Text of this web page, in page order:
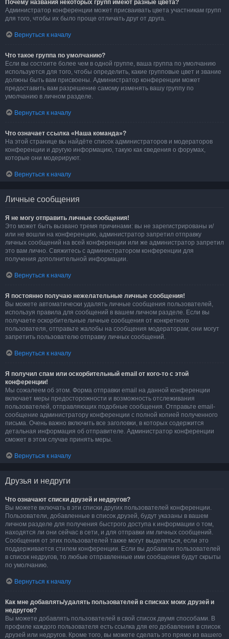
Почему названия некоторых групп имеют разные цвета?
Администратор конференции может присваивать цвета участникам групп
для того, чтобы их было проще отличать друг от друга.
Вернуться к началу
Что такое группа по умолчанию?
Если вы состоите более чем в одной группе, ваша группа по умолчанию
используется для того, чтобы определить, какие групповые цвет и звание
должны быть вам присвоены. Администратор конференции может
предоставить вам разрешение самому изменять вашу группу по
умолчанию в личном разделе.
Вернуться к началу
Что означает ссылка «Наша команда»?
На этой странице вы найдёте список администраторов и модераторов
конференции и другую информацию, такую как сведения о форумах,
которые они модерируют.
Вернуться к началу
Личные сообщения
Я не могу отправить личные сообщения!
Это может быть вызвано тремя причинами: вы не зарегистрированы и/
или не вошли на конференцию, администратор запретил отправку
личных сообщений на всей конференции или же администратор запретил
это вам лично. Свяжитесь с администратором конференции для
получения дополнительной информации.
Вернуться к началу
Я постоянно получаю нежелательные личные сообщения!
Вы можете автоматически удалять личные сообщения пользователей,
используя правила для сообщений в вашем личном разделе. Если вы
получаете оскорбительные личные сообщения от конкретного
пользователя, отправьте жалобы на сообщения модераторам; они могут
запретить пользователю отправку личных сообщений.
Вернуться к началу
Я получил спам или оскорбительный email от кого-то с этой
конференции!
Мы сожалеем об этом. Форма отправки email на данной конференции
включает меры предосторожности и возможность отслеживания
пользователей, отправляющих подобные сообщения. Отправьте email-
сообщение администратору конференции с полной копией полученного
письма. Очень важно включить все заголовки, в которых содержится
детальная информация об отправителе. Администратор конференции
сможет в этом случае принять меры.
Вернуться к началу
Друзья и недруги
Что означают списки друзей и недругов?
Вы можете включать в эти списки других пользователей конференции.
Пользователи, добавленные в список друзей, будут указаны в вашем
личном разделе для получения быстрого доступа к информации о том,
находятся ли они сейчас в сети, и для отправки им личных сообщений.
Сообщения от этих пользователей также могут выделяться, если это
поддерживается стилем конференции. Если вы добавили пользователей
в список недругов, то любые отправленные ими сообщения будут скрыты
по умолчанию.
Вернуться к началу
Как мне добавлять/удалять пользователей в списках моих друзей и
недругов?
Вы можете добавлять пользователей в свой список двумя способами. В
профиле каждого пользователя есть ссылка для его добавления в список
друзей или недругов. Кроме того, вы можете сделать это прямо из вашего